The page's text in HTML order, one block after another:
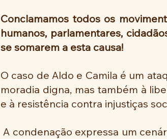
Conclamamos todos os
humanos, parlamentares,
se somarem a esta causa!
O caso de Aldo e Camila é um
moradia digna, mas também à
e à resistência contra injustiças
A condenação expressa um cenário de criminalização dos movimentos sociais